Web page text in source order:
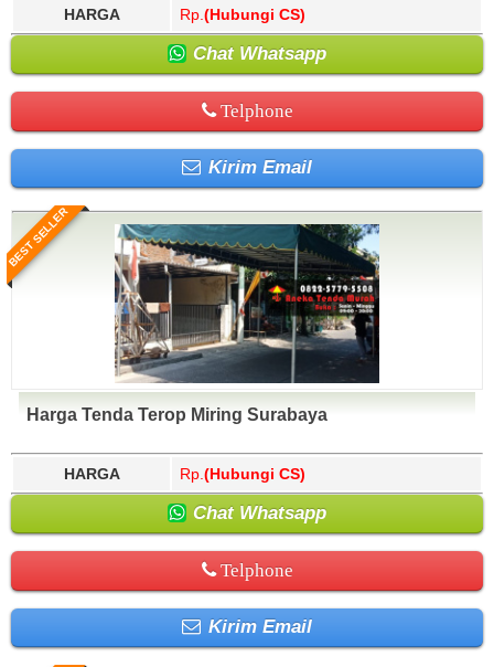
HARGA Rp. (Hubungi CS)
Chat Whatsapp
Telphone
Kirim Email
BEST SELLER
Harga Tenda Terop Miring Surabaya
HARGA Rp. (Hubungi CS)
Chat Whatsapp
Telphone
Kirim Email